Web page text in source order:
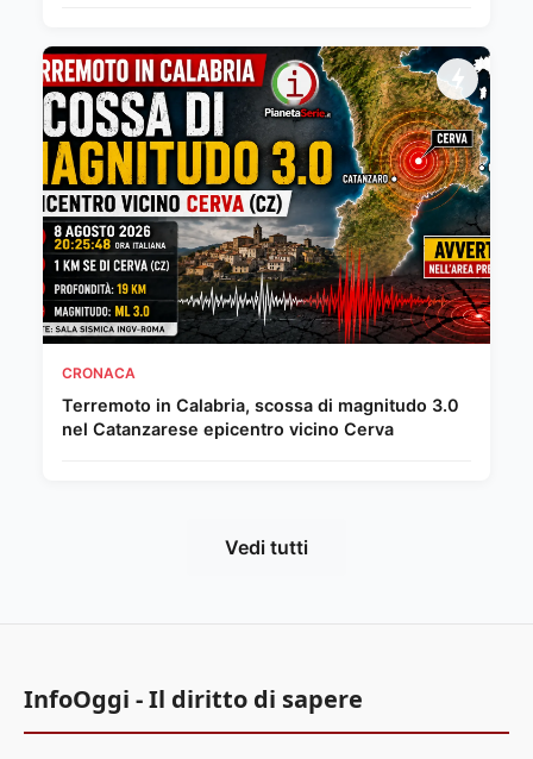
CRONACA
Terremoto in Calabria, scossa di magnitudo 3.0
nel Catanzarese epicentro vicino Cerva
Vedi tutti
InfoOggi - Il diritto di sapere